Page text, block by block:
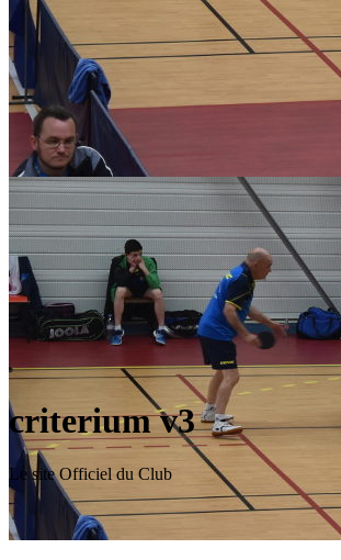
criterium v3
Le site Officiel du Club